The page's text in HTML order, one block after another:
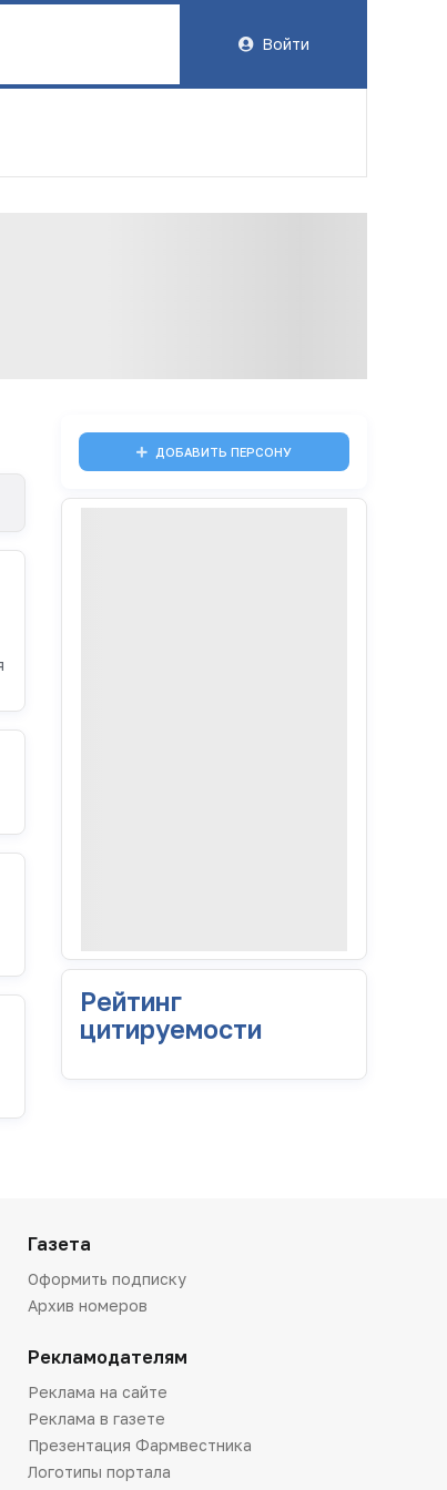
Войти
ДОБАВИТЬ ПЕРСОНУ
Рейтинг
цитируемости
Газета
Оформить подписку
Архив номеров
Рекламодателям
Реклама на сайте
Реклама в газете
Презентация Фармвестника
Логотипы портала